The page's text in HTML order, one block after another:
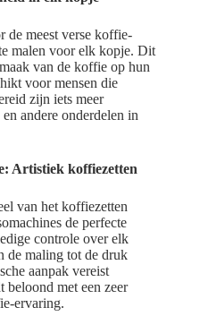
de meest verse koffie-
malen voor elk kopje. Dit
van de koffie op hun
voor mensen die
zijn iets meer
andere onderdelen in
Artistiek koffiezetten
van het koffiezetten
de perfecte
controle over elk
de maling tot de druk
aanpak vereist
beloond met een zeer
ervaring.